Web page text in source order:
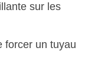
sur les
forcer un tuyau